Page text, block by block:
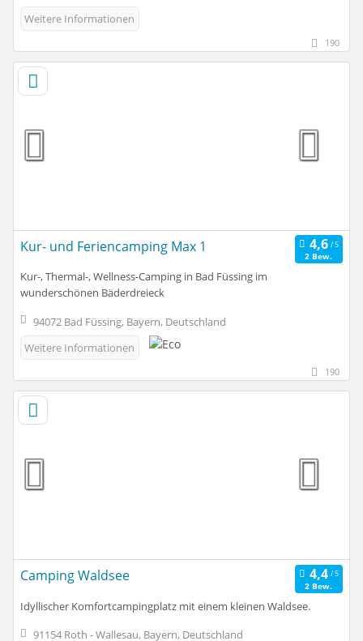
Weitere Informationen
190
Kur- und Feriencamping Max 1
2 Bew.
Kur-, Thermal-, Wellness-Camping in Bad Füssing im
wunderschönen Bäderdreieck
94072 Bad Füssing, Bayern, Deutschland
Weitere Informationen
190
Camping Waldsee
2 Bew.
Idyllischer Komfortcampingplatz mit einem kleinen Waldsee.
91154 Roth - Wallesau, Bayern, Deutschland